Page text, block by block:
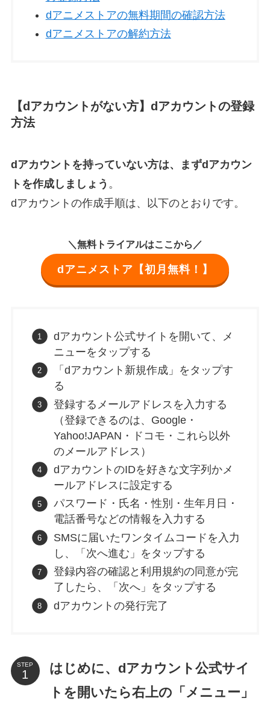
dアニメストアの無料期間の確認方法
dアニメストアの解約方法
【dアカウントがない方】dアカウントの登録
方法
dアカウントを持っていない方は、まずdアカウン
トを作成しましょう 。
dアカウントの作成手順は、以下のとおりです。
＼無料トライアルはここから／
dアニメストア【初月無料！】
dアカウント公式サイトを開いて、メ
ニューをタップする
「dアカウント新規作成」をタップす
る
登録するメールアドレスを入力する
（登録できるのは、Google・
Yahoo!JAPAN・ドコモ・これら以外
のメールアドレス）
dアカウントのIDを好きな文字列かメ
ールアドレスに設定する
パスワード・氏名・性別・生年月日・
電話番号などの情報を入力する
SMSに届いたワンタイムコードを入力
し、「次へ進む」をタップする
登録内容の確認と利用規約の同意が完
了したら、「次へ」をタップする
dアカウントの発行完了
STEP
はじめに、dアカウント公式サイ
トを開いたら右上の「メニュー」